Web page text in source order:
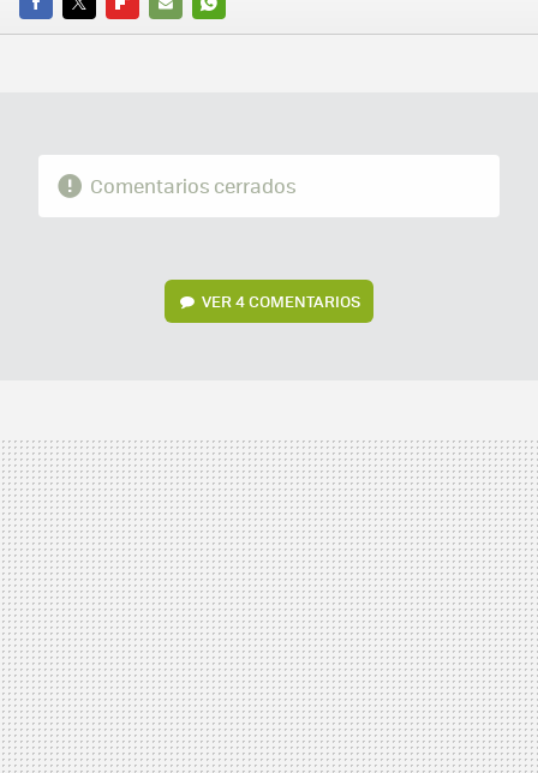
FACEBOOK
TWITTERFLIPBOARD
E-
WHATSAPP
Comentarios cerrados
VER4 COMENTARIOS